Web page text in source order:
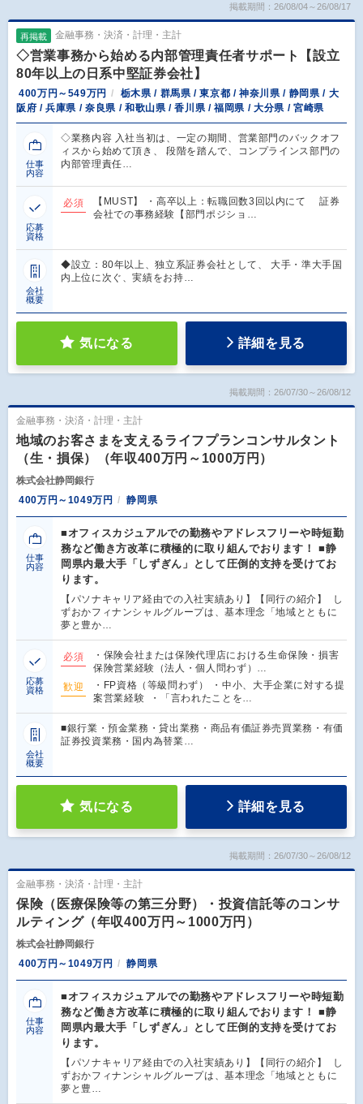
掲載期間：26/08/04～26/08/17
再掲載 金融事務・決済・計理・主計
◇営業事務から始める内部管理責任者サポート【設立
80年以上の日系中堅証券会社】
400万円～549万円
栃木県 / 群馬県 / 東京都 / 神奈川県 / 静岡県 / 大
阪府 / 兵庫県 / 奈良県 / 和歌山県 / 香川県 / 福岡県 / 大分県 / 宮崎県
仕事
内容
◇業務内容 入社当初は、一定の期間、営業部門のバックオフ
ィスから始めて頂き、 段階を踏んで、コンプラインス部門の
内部管理責任…
応募
資格
必須
【MUST】 ・高卒以上：転職回数3回以内にて 証券
会社での事務経験【部門ポジショ…
会社
概要
◆設立：80年以上、独立系証券会社として、 大手・準大手国
内上位に次ぐ、実績をお持…
気になる 詳細を見る
掲載期間：26/07/30～26/08/12
金融事務・決済・計理・主計
地域のお客さまを支えるライフプランコンサルタント
（生・損保）（年収400万円～1000万円）
株式会社静岡銀行
400万円～1049万円
静岡県
仕事
内容
■オフィスカジュアルでの勤務やアドレスフリーや時短勤
務など働き方改革に積極的に取り組んでおります！ ■静
岡県内最大手「しずぎん」として圧倒的支持を受けてお
ります。
【パソナキャリア経由での入社実績あり】【同行の紹介】 し
ずおかフィナンシャルグループは、基本理念「地域とともに
夢と豊か…
応募
資格
必須
・保険会社または保険代理店における生命保険・損害
保険営業経験（法人・個人問わず）…
歓迎
・FP資格（等級問わず） ・中小、大手企業に対する提
案営業経験 ・「言われたことを…
会社
概要
■銀行業・預金業務・貸出業務・商品有価証券売買業務・有価
証券投資業務・国内為替業…
気になる 詳細を見る
掲載期間：26/07/30～26/08/12
金融事務・決済・計理・主計
保険（医療保険等の第三分野）・投資信託等のコンサ
ルティング（年収400万円～1000万円）
株式会社静岡銀行
400万円～1049万円
静岡県
仕事
内容
■オフィスカジュアルでの勤務やアドレスフリーや時短勤
務など働き方改革に積極的に取り組んでおります！ ■静
岡県内最大手「しずぎん」として圧倒的支持を受けてお
ります。
【パソナキャリア経由での入社実績あり】【同行の紹介】 し
ずおかフィナンシャルグループは、基本理念「地域とともに
夢と豊…